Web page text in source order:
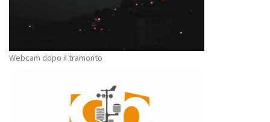
Webcam dopo il tramonto